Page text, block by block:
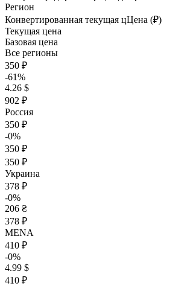
Регион
Конвертированная текущая цЦена (₽)
Текущая цена
Базовая цена
Все регионы
350 ₽
-61%
4.26 $
902 ₽
Россия
350 ₽
-0%
350 ₽
350 ₽
Украина
378 ₽
-0%
206 ₴
378 ₽
MENA
410 ₽
-0%
4.99 $
410 ₽